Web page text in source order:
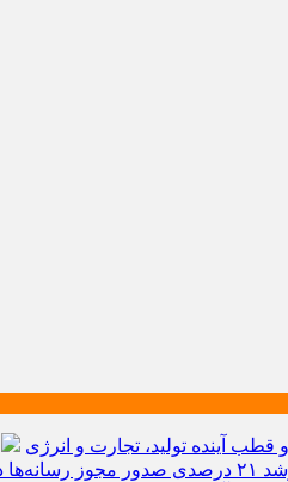
آینده تولید، تجارت و انرژی